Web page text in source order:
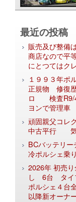
最近の投稿
販売及び整備
商店なので平
にとつてはク
１９９３年ポ
正規物 修復
ロ 検査R9/4
ヨンで管理車
頑固親父コレ
中古平行 気
BCバッテリ
冷ポルシェ乗
2026年 初売
し 6台 タイ
ポルシェ４台
以降新オーナ